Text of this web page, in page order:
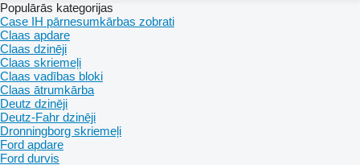
Populārās kategorijas
Case IH pārnesumkārbas zobrati
Claas apdare
Claas dzinēji
Claas skriemeļi
Claas vadības bloki
Claas ātrumkārba
Deutz dzinēji
Deutz-Fahr dzinēji
Dronningborg skriemeļi
Ford apdare
Ford durvis